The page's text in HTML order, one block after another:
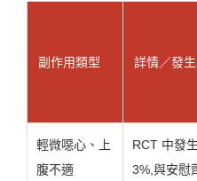
副作用類型 詳情／發
輕微噁心、上
腹不適
RCT 中發
3%,與安慰